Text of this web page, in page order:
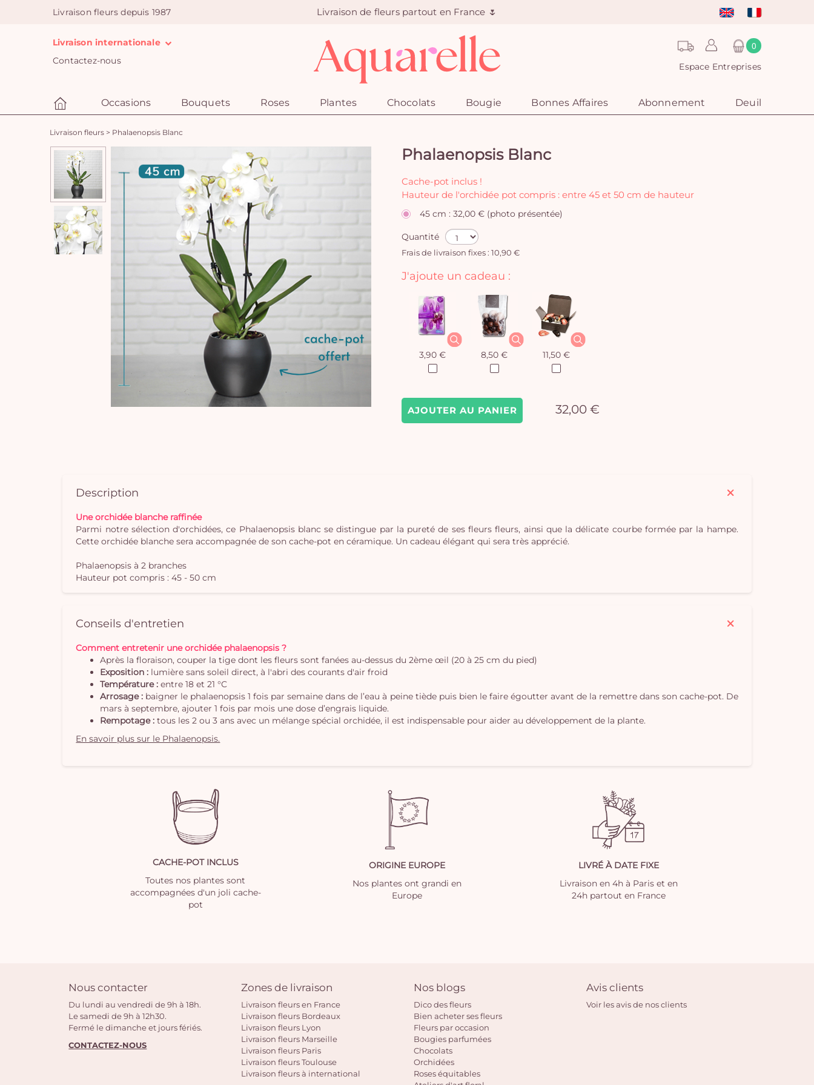
Livraison fleurs depuis 1987 Livraison de fleurs partout en France 🌷
Livraison internationale
Contactez-nous
0
Espace Entreprises
Occasions Bouquets Roses Plantes Chocolats Bougie Bonnes Affaires Abonnement Deuil
Livraison fleurs > Phalaenopsis Blanc
Phalaenopsis Blanc
Cache-pot inclus !
Hauteur de l'orchidée pot compris : entre 45 et 50 cm de hauteur
45 cm : 32,00 € (photo présentée)
Quantité
Frais de livraison fixes : 10,90 €
AJOUTER AU PANIER 32,00 €
J'ajoute un cadeau :
3,90 € 8,50 € 11,50 €
Description
Une orchidée blanche raffinée
Parmi notre sélection d'orchidées, ce Phalaenopsis blanc se distingue par la pureté de ses fleurs fleurs, ainsi que la délicate courbe formée par la hampe.
Cette orchidée blanche sera accompagnée de son cache-pot en céramique. Un cadeau élégant qui sera très apprécié.
Phalaenopsis à 2 branches
Hauteur pot compris : 45 - 50 cm
Conseils d'entretien
Comment entretenir une orchidée phalaenopsis ?
Après la floraison, couper la tige dont les fleurs sont fanées au-dessus du 2ème œil (20 à 25 cm du pied)
Exposition : lumière sans soleil direct, à l'abri des courants d'air froid
Température : entre 18 et 21 °C
Arrosage : baigner le phalaenopsis 1 fois par semaine dans de l’eau à peine tiède puis bien le faire égoutter avant de la remettre dans son cache-pot. De
mars à septembre, ajouter 1 fois par mois une dose d’engrais liquide.
Rempotage : tous les 2 ou 3 ans avec un mélange spécial orchidée, il est indispensable pour aider au développement de la plante.
En savoir plus sur le Phalaenopsis.
CACHE-POT INCLUS
Toutes nos plantes sont
accompagnées d'un joli cache-
pot
ORIGINE EUROPE
Nos plantes ont grandi en
Europe
LIVRÉ À DATE FIXE
Livraison en 4h à Paris et en
24h partout en France
Nous contacter
Du lundi au vendredi de 9h à 18h.
Le samedi de 9h à 12h30.
Fermé le dimanche et jours fériés.
CONTACTEZ-NOUS
Zones de livraison
Livraison fleurs en France
Livraison fleurs Bordeaux
Livraison fleurs Lyon
Livraison fleurs Marseille
Livraison fleurs Paris
Livraison fleurs Toulouse
Livraison fleurs à international
Nos blogs
Dico des fleurs
Bien acheter ses fleurs
Fleurs par occasion
Bougies parfumées
Chocolats
Orchidées
Roses équitables
Avis clients
Voir les avis de nos clients